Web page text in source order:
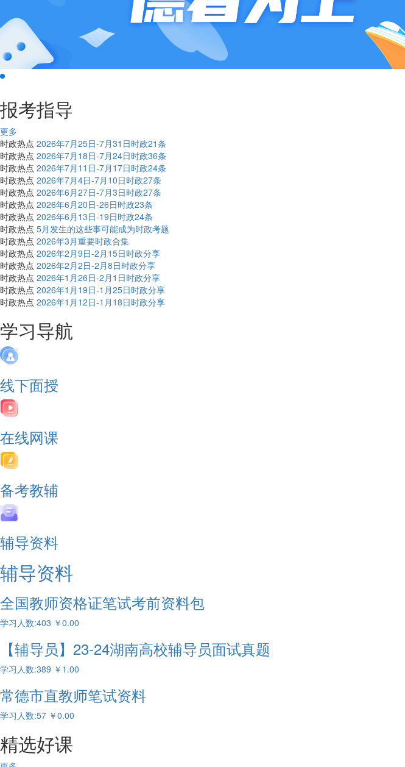
报考指导
更多
时政热点 2026年7月25日-7月31日时政21条
时政热点 2026年7月18日-7月24日时政36条
时政热点 2026年7月11日-7月17日时政24条
时政热点 2026年7月4日-7月10日时政27条
时政热点 2026年6月27日-7月3日时政27条
时政热点 2026年6月20日-26日时政23条
时政热点 2026年6月13日-19日时政24条
时政热点 5月发生的这些事可能成为时政考题
时政热点 2026年3月重要时政合集
时政热点 2026年2月9日-2月15日时政分享
时政热点 2026年2月2日-2月8日时政分享
时政热点 2026年1月26日-2月1日时政分享
时政热点 2026年1月19日-1月25日时政分享
时政热点 2026年1月12日-1月18日时政分享
学习导航
线下面授
在线网课
备考教辅
辅导资料
辅导资料
全国教师资格证笔试考前资料包
学习人数:403 ￥0.00
【辅导员】23-24湖南高校辅导员面试真题
学习人数:389 ￥ 1.00
常德市直教师笔试资料
学习人数:57 ￥0.00
精选好课